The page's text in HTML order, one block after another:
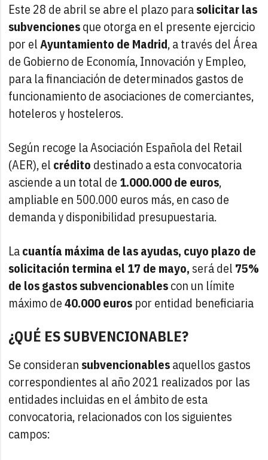
Este 28 de abril se abre el plazo parasolicitar las
subvencionesque otorga en el presente ejercicio
por elAyuntamiento de Madrid, a través del Área
de Gobierno de Economía, Innovación y Empleo,
para la financiación de determinados gastos de
funcionamiento de asociaciones de comerciantes,
hoteleros y hosteleros.
Según recoge la Asociación Española del Retail
(AER), el crédito destinado a esta convocatoria
asciende a un total de 1.000.000 de euros,
ampliable en 500.000 euros más, en caso de
demanda y disponibilidad presupuestaria.
Lacuantía máxima de las ayudas, cuyo plazo de
solicitación termina el 17 de mayo, será del 75%
de los gastos subvencionablescon un límite
máximo de40.000 euros por entidad beneficiaria
¿QUÉ ES SUBVENCIONABLE?
Se consideran subvencionablesaquellos gastos
correspondientes al año 2021 realizados por las
entidades incluidas en el ámbito de esta
convocatoria, relacionados con los siguientes
campos: